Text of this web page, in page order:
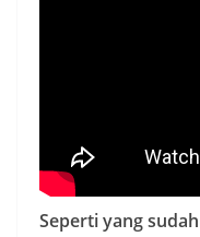
Seperti yang